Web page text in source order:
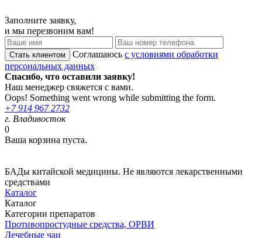
Заполните заявку,
и мы перезвоним вам!
Соглашаюсь с условиями обработки
персональных данных
Спасибо, что оставили заявку!
Наш менеджер свяжется с вами.
Oops! Something went wrong while submitting the form.
+7 914 967 2732
г. Владивосток
0
Ваша корзина пуста.
БАДы китайской медицины. Не являются лекарственными
средствами
Каталог
Каталог
Категории препаратов
Противопростудные средства, ОРВИ
Лечебные чаи